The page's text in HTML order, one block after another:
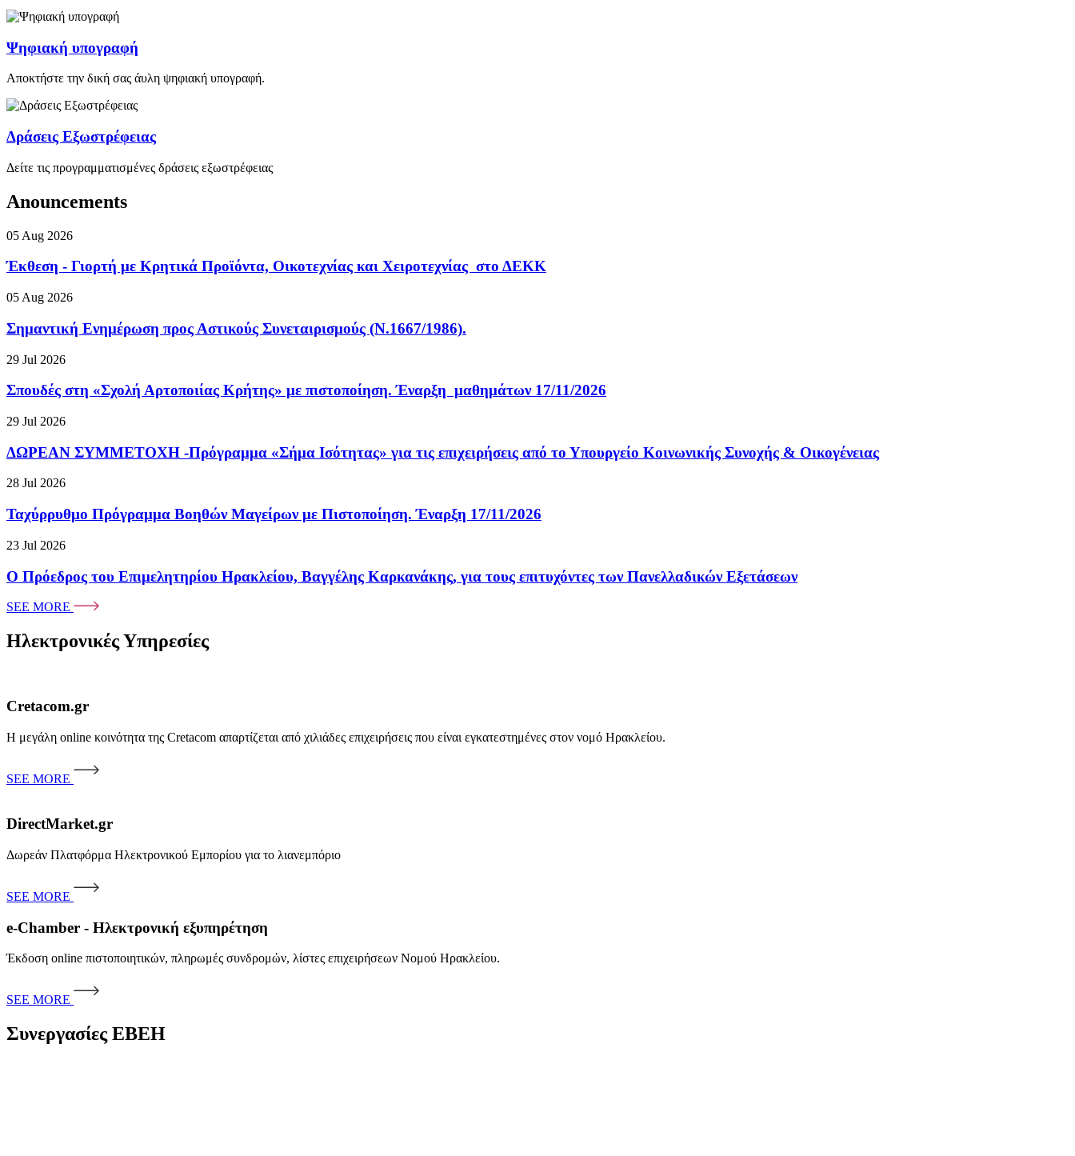
Ψηφιακή υπογραφή
Αποκτήστε την δική σας άυλη ψηφιακή υπογραφή.
Δράσεις Εξωστρέφειας
Δείτε τις προγραμματισμένες δράσεις εξωστρέφειας
Anouncements
05 Aug 2026
Έκθεση - Γιορτή με Κρητικά Προϊόντα, Οικοτεχνίας και Χειροτεχνίας στο ΔΕΚΚ
05 Aug 2026
Σημαντική Ενημέρωση προς Αστικούς Συνεταιρισμούς (Ν.1667/1986).
29 Jul 2026
Σπουδές στη «Σχολή Αρτοποιίας Κρήτης» με πιστοποίηση. Έναρξη μαθημάτων 17/11/2026
29 Jul 2026
ΔΩΡΕΑΝ ΣΥΜΜΕΤΟΧΗ -Πρόγραμμα «Σήμα Ισότητας» για τις επιχειρήσεις από το Υπουργείο Κοινωνικής Συνοχής & Οικογένειας
28 Jul 2026
Ταχύρρυθμο Πρόγραμμα Βοηθών Μαγείρων με Πιστοποίηση. Έναρξη 17/11/2026
23 Jul 2026
Ο Πρόεδρος του Επιμελητηρίου Ηρακλείου, Βαγγέλης Καρκανάκης, για τους επιτυχόντες των Πανελλαδικών Εξετάσεων
SEE MORE
Ηλεκτρονικές Υπηρεσίες
Cretacom.gr
Η μεγάλη online κοινότητα της Cretacom απαρτίζεται από χιλιάδες επιχειρήσεις που είναι εγκατεστημένες στον νομό Ηρακλείου.
SEE MORE
DirectMarket.gr
Δωρεάν Πλατφόρμα Ηλεκτρονικού Εμπορίου για το λιανεμπόριο
SEE MORE
e-Chamber - Ηλεκτρονική εξυπηρέτηση
Έκδοση online πιστοποιητικών, πληρωμές συνδρομών, λίστες επιχειρήσεων Νομού Ηρακλείου.
SEE MORE
Συνεργασίες EBEH